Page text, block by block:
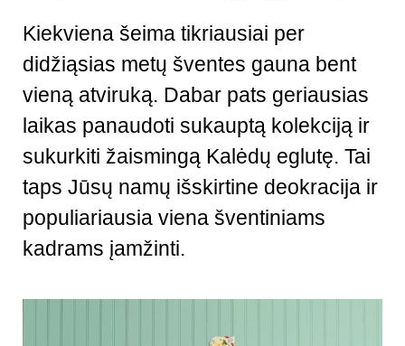
Kiekviena šeima tikriausiai per
didžiąsias metų šventes gauna bent
vieną atviruką. Dabar pats geriausias
laikas panaudoti sukauptą kolekciją ir
sukurkiti žaismingą Kalėdų eglutę. Tai
taps Jūsų namų išskirtine deokracija ir
populiariausia viena šventiniams
kadrams įamžinti.